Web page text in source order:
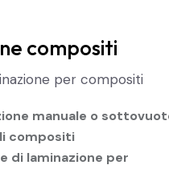
compositi
per compositi
manuale o
compositi
di laminazione per